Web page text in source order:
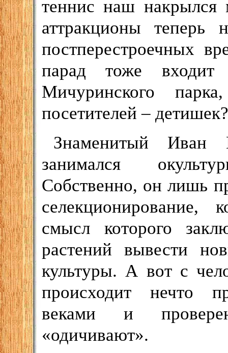
теннис наш накрылся
аттракционы теперь
постперестроечных
парад тоже
Мичуринского
посетителей – детишек?
Знаменитый Иван
занимался
Собственно, он лишь
селекционирование,
смысл которого
растений вывести
культуры. А вот с
происходит нечто
веками и
«одичивают».